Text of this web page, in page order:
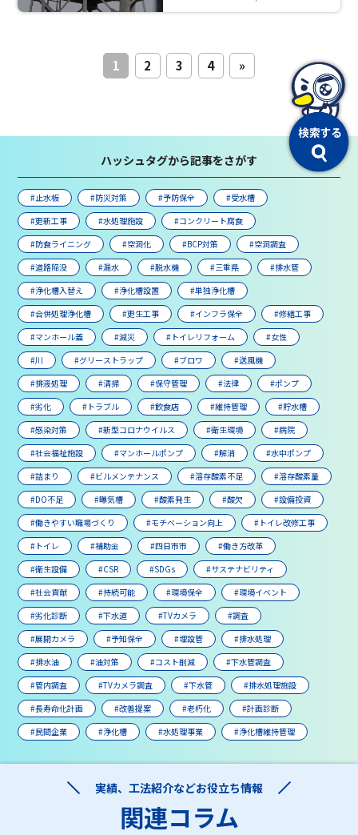
1 2 3 4 »
ハッシュタグから記事をさがす
#止水板 #防災対策 #予防保全
#受水槽
#更新工事
#水処理施設
#コンクリート腐食
#防食ライニング
#空洞化 #BCP対策
#空洞調査
#道路陥没
#漏水 #脱水機 #三重県
#排水管
#浄化槽入替え
#浄化槽設置
#単独浄化槽
#合併処理浄化槽
#更生工事 #インフラ保全
#修繕工事
#マンホール蓋
#減災 #トイレリフォーム
#女性
#川
#グリーストラップ #ブロワ
#送風機
#排液処理
#清掃 #保守管理 #法律
#ポンプ
#劣化
#トラブル #飲食店 #維持管理
#貯水槽
#感染対策
#新型コロナウイルス #衛生環境
#病院
#社会福祉施設
#マンホールポンプ #解消
#水中ポンプ
#詰まり
#ビルメンテナンス #溶存酸素不足
#溶存酸素量
#DO不足
#曝気槽 #酸素発生 #酸欠
#設備投資
#働きやすい職場づくり
#モチベーション向上
#トイレ改修工事
#トイレ
#補助金 #四日市市
#働き方改革
#衛生設備
#CSR #SDGs
#サステナビリティ
#社会貢献
#持続可能 #環境保全
#環境イベント
#劣化診断
#下水道 #TVカメラ
#調査
#展開カメラ
#予知保全 #埋設管
#排水処理
#排水油
#油対策 #コスト削減
#下水管調査
#管内調査
#TVカメラ調査 #下水管
#排水処理施設
#長寿命化計画
#改善提案 #老朽化
#計画診断
#民間企業
#浄化槽 #水処理事業 #浄化槽維持管理
実績、工法紹介などお役立ち情報
関連コラム